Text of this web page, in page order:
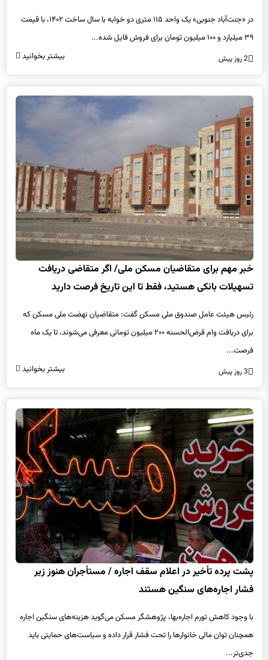
در «جنت‌آباد جنوبی» یک واحد ۱۱۵ متری دو خوابه با سال ساخت ۱۴۰۲، با قیمت
۳۹ میلیارد و ۱۰۰ میلیون تومان برای فروش فایل شده...
2 روز پیش بیشتر بخوانید
خبر مهم برای متقاضیان مسکن ملی/ اگر متقاضی دریافت
تسهیلات بانکی هستید، فقط تا این تاریخ فرصت دارید
رئیس هیئت عامل صندوق ملی مسکن گفت: متقاضیان نهضت ملی مسکن که
برای دریافت وام قرض‌الحسنه ۲۰۰ میلیون تومانی معرفی می‌شوند، تا یک ماه
فرصت...
3 روز پیش بیشتر بخوانید
پشت پرده تأخیر در اعلام سقف اجاره / مستأجران هنوز زیر
فشار اجاره‌های سنگین هستند
با وجود کاهش تورم اجاره‌بها، پژوهشگر مسکن می‌گوید هزینه‌های سنگین اجاره
همچنان توان مالی خانوارها را تحت فشار قرار داده و سیاست‌های حمایتی باید
جدی‌تر...